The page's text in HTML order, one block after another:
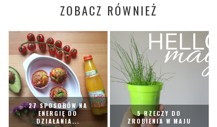
ZOBACZ RÓWNIEŻ
27 SPOSOBÓW NA
ENERGIĘ DO
DZIAŁANIA...
5 RZECZY DO
ZROBIENIA W MAJU